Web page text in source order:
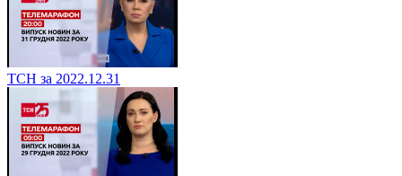
ТСН за 2022.12.31